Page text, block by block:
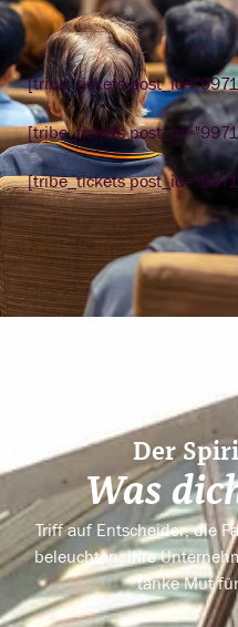
[tribe_tickets
[tribe_tickets
[tribe_tickets
Der
Was
Triff auf Entscheider, die
beleuchten, ihre
tanke Mut